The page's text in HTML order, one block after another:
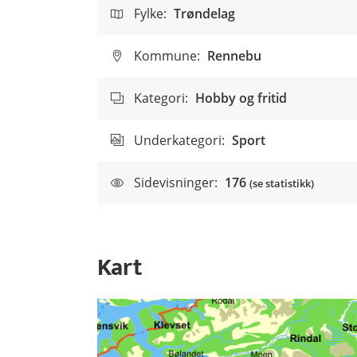
Fylke: Trøndelag
Kommune: Rennebu
Kategori: Hobby og fritid
Underkategori: Sport
Sidevisninger: 176 (se statistikk)
Kart